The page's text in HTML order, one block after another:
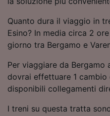
Quanto dura il viaggio in
Esino? In media circa 2
giorno tra Bergamo e
Per viaggiare da Bergamo
dovrai effettuare 1
disponibili collegamenti
I treni su questa tratta
Utilizzare dati di
Scansione attiva delle
dispositivo ai fini
Archiviare
accedervi. Pubblicità
dei contenuti e degli
pubblico, sviluppo di